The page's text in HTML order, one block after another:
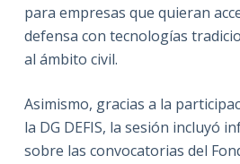
para empresas que quieran
defensa con tecnologías
al ámbito civil.
Asimismo, gracias a la
la DG DEFIS, la sesión incluyó
sobre las convocatorias del